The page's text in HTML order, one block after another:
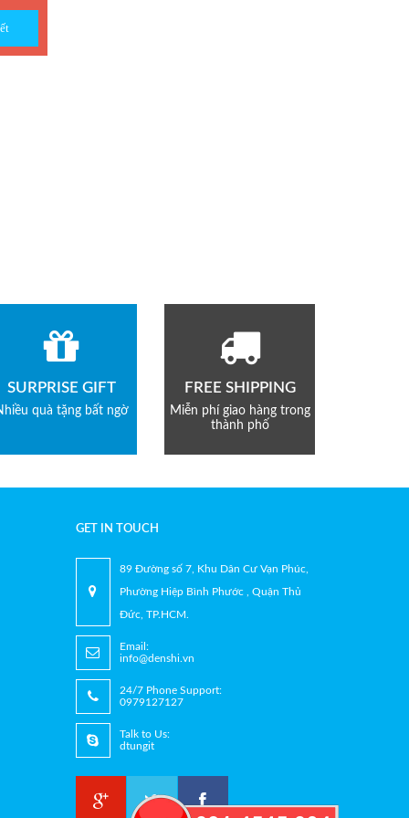
SURPRISE GIFT
quà tặng bất ngờ
FREE SHIPPING
Miễn phí giao hàng trong
thành phố
GET IN TOUCH
89 Đường số 7, Khu Dân Cư Vạn Phúc,
Phường Hiệp Bình Phước , Quận Thủ
Đức, TP.HCM.
Email:
info@denshi.vn
24/7 Phone Support:
0979127127
Talk to Us:
dtungit